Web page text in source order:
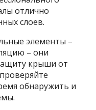
отлично
слоев.
элементы –
– они
крыши от
обнаружить и